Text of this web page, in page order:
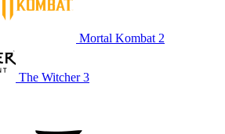
Mortal Kombat 2
The Witcher 3